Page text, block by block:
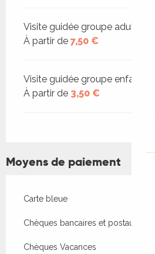
Visite guidée groupe adulte
À partir de 7,50 €
Visite guidée groupe enfant
À partir de 3,50 €
Moyens de paiement
Carte bleue
Chèques bancaires et postaux
Chèques Vacances